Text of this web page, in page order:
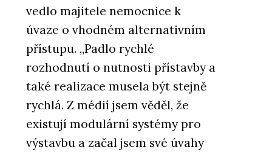
vedlo majitele nemocnice k
úvaze o vhodném alternativním
přístupu. „Padlo rychlé
rozhodnutí o nutnosti přístavby a
také realizace musela být stejně
rychlá. Z médií jsem věděl, že
existují modulární systémy pro
výstavbu a začal jsem své úvahy